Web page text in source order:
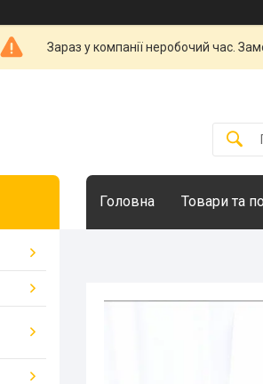
Зараз у компанії неробочий час.
Головна Товари та